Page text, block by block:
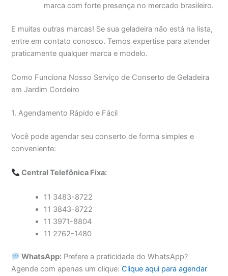
marca com forte presença no mercado brasileiro.
E muitas outras marcas! Se sua geladeira não está na lista,
entre em contato conosco. Temos expertise para atender
praticamente qualquer marca e modelo.
Como Funciona Nosso Serviço de Conserto de Geladeira
em Jardim Cordeiro
1. Agendamento Rápido e Fácil
Você pode agendar seu conserto de forma simples e
conveniente:
Central Telefônica Fixa:
11 3483-8722
11 3843-8722
11 3971-8804
11 2762-1480
WhatsApp: Prefere a praticidade do WhatsApp?
Agende com apenas um clique:Clique aqui para agendar